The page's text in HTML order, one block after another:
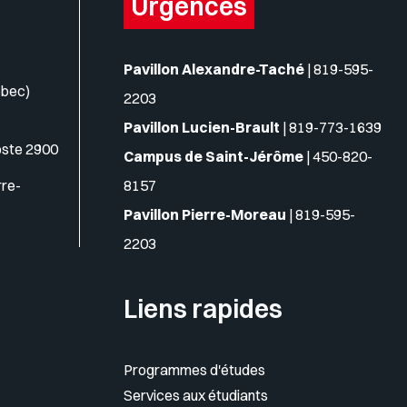
2900
Urgences
Pavillon Alexandre-Taché |819-595-
2203
Pavillon Lucien-Brault |819-773-1639
Campus de Saint-Jérôme |450-820-
8157
Pavillon Pierre-Moreau |819-595-
2203
Liens rapides
Programmes d'études
Services aux étudiants